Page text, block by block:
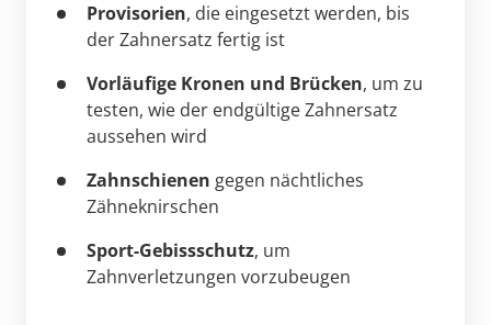
Provisorien, die eingesetzt werden, bis
der Zahnersatz fertig ist
Vorläufige Kronen und Brücken, um zu
testen, wie der endgültige Zahnersatz
aussehen wird
Zahnschienen gegen nächtliches
Zähneknirschen
Sport-Gebissschutz, um
Zahnverletzungen vorzubeugen